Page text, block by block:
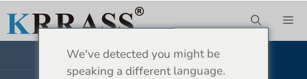
содержимому
We've detected you might be
speaking a different language.